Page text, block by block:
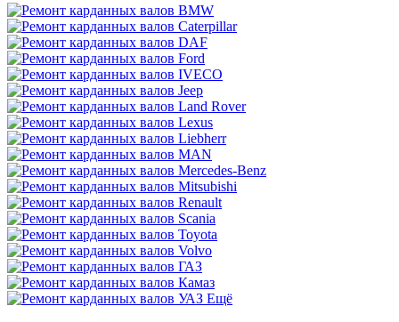
Ещё